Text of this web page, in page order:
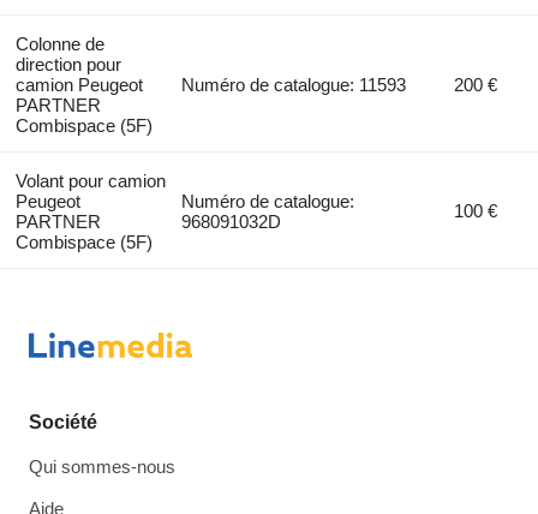
Colonne de
direction pour
camion Peugeot
PARTNER
Combispace (5F)
Numéro de catalogue: 11593 200 €
Volant pour camion
Peugeot
PARTNER
Combispace (5F)
Numéro de catalogue:
968091032D
100 €
Société
Qui sommes-nous
Aide